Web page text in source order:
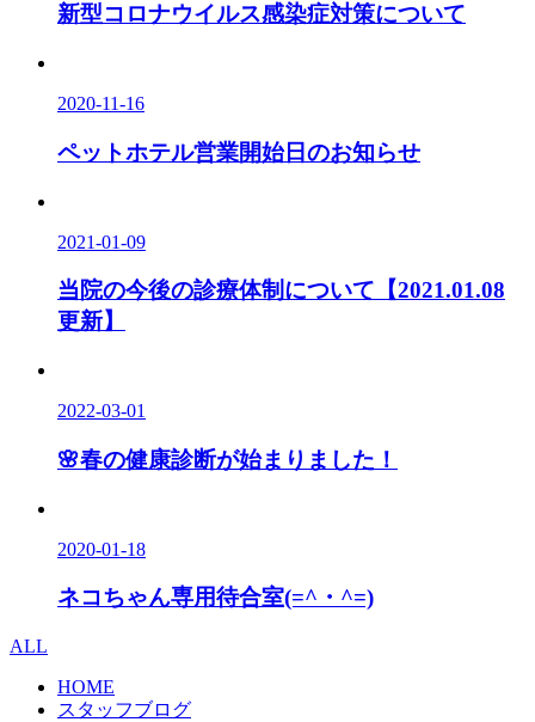
新型コロナウイルス感染症対策について
2020-11-16
ペットホテル営業開始日のお知らせ
2021-01-09
当院の今後の診療体制について【2021.01.08
更新】
2022-03-01
🌸春の健康診断が始まりました！
2020-01-18
ネコちゃん専用待合室(=^・^=)
ALL
HOME
スタッフブログ